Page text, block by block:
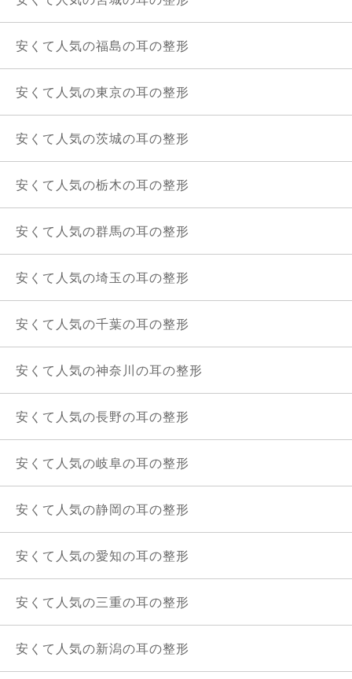
安くて人気の福島の耳の整形
安くて人気の東京の耳の整形
安くて人気の茨城の耳の整形
安くて人気の栃木の耳の整形
安くて人気の群馬の耳の整形
安くて人気の埼玉の耳の整形
安くて人気の千葉の耳の整形
安くて人気の神奈川の耳の整形
安くて人気の長野の耳の整形
安くて人気の岐阜の耳の整形
安くて人気の静岡の耳の整形
安くて人気の愛知の耳の整形
安くて人気の三重の耳の整形
安くて人気の新潟の耳の整形